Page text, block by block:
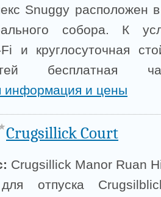
Snuggy расположен
собора. К
и круглосуточная
бесплатная
информация и цены
Crugsillick Court
Crugsillick Manor Ruan
отпуска